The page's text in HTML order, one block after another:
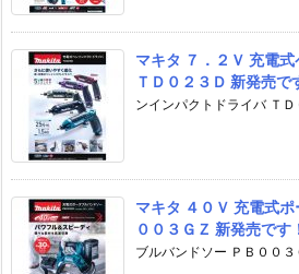
マキタ ７．２Ｖ 充電
ＴＤ０２３Ｄ 新発売で
ンインパクトドライバ Ｔ
マキタ ４０Ｖ 充電式
００３ＧＺ 新発売です
ブルバンドソー ＰＢ００